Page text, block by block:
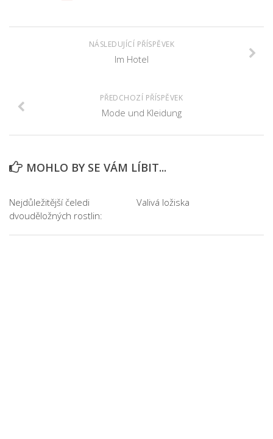
NÁSLEDUJÍCÍ PŘÍSPĚVEK
Im Hotel
PŘEDCHOZÍ PŘÍSPĚVEK
Mode und Kleidung
MOHLO BY SE VÁM LÍBIT...
Nejdůležitější čeledi
dvouděložných rostlin:
Valivá ložiska